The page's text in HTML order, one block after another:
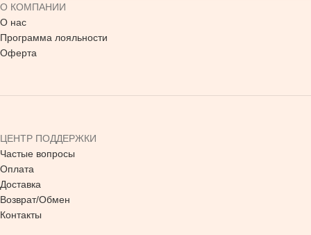
О КОМПАНИИ
О нас
Программа лояльности
Оферта
ЦЕНТР ПОДДЕРЖКИ
Частые вопросы
Оплата
Доставка
Возврат/Обмен
Контакты